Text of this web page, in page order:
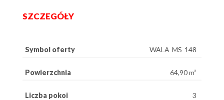
SZCZEGÓŁY
Symbol oferty WALA-MS-148
Powierzchnia 64,90 m²
Liczba pokoi 3